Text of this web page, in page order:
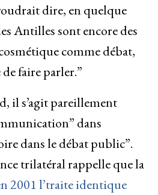
dire, en quelque
Antilles sont encore des
cosmétique comme débat,
faire parler.”
il s’agit pareillement
dans
dans le débat public”.
trilatéral rappelle que la
2001 l’traite identique